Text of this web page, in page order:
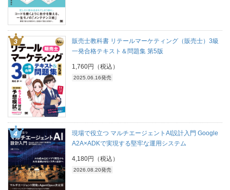
販売士教科書 リテールマーケティング（販売士）3級
一発合格テキスト＆問題集 第5版
1,760円（税込）
2025.06.16発売
現場で役立つ マルチエージェントAI設計入門 Google
A2A×ADKで実現する堅牢な運用システム
4,180円（税込）
2026.08.20発売